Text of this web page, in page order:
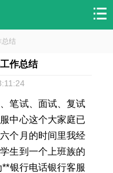
总结
作总结
笔试、面试、复试
中心这个大家庭已
个月的时间里我经
生到一个上班族的
银行电话银行客服